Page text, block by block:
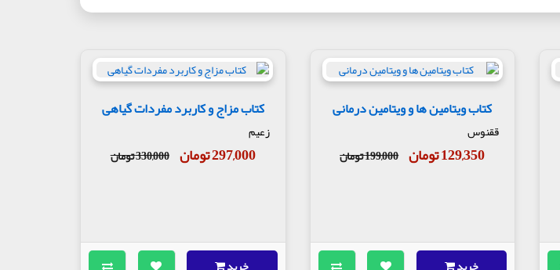
کتاب ویتامین ها و ویتامین درمانی
ققنوس
129,350 تومان 199,000 تومان
کتاب مزاج و کاربرد مفردات گیاهی
زعیم
297,000 تومان 330,000 تومان